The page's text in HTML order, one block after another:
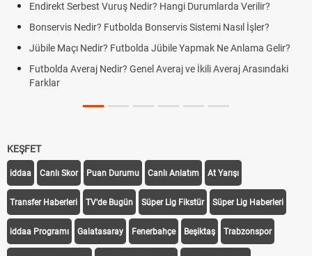
Endirekt Serbest Vuruş Nedir? Hangi Durumlarda Verilir?
Bonservis Nedir? Futbolda Bonservis Sistemi Nasıl İşler?
Jübile Maçı Nedir? Futbolda Jübile Yapmak Ne Anlama Gelir?
Futbolda Averaj Nedir? Genel Averaj ve İkili Averaj Arasındaki
Farklar
KEŞFET
iddaa Canlı Skor Puan Durumu Canlı Anlatım At Yarışı
Transfer Haberleri TV'de Bugün Süper Lig Fikstür Süper Lig Haberleri
iddaa Programı Galatasaray Fenerbahçe Beşiktaş Trabzonspor